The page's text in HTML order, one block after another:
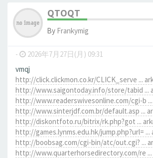
QTOQT
By Frankymig
- 2026年7月27日(月) 09:31
vmqj
http://click.clickmon.co.kr/CLICK_serve ...
http://www.saigontoday.info/store/tabid ...
http://www.readerswivesonline.com/cgi-b
http://www.sinterjdf.com.br/default.asp ...
http://diskontfoto.ru/bitrix/rk.php?got ...
http://games.lynms.edu.hk/jump.php?url= ...
http://boobsag.com/cgi-bin/atc/out.cgi? ...
http://www.quarterhorsedirectory.com/re ...